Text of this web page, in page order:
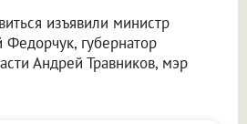
изъявили министр
Федорчук, губернатор
Андрей Травников, мэр